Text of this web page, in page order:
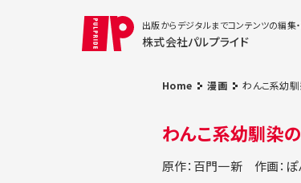
出版からデジタルまでコンテンツの編集
株式会社パルプライド
Home 漫画 わんこ系幼馴
わんこ系幼馴染
原作：百門一新 作画：